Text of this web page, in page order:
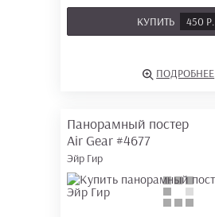
КУПИТЬ 450 Р.
ПОДРОБНЕЕ
Панорамный постер
Air Gear #4677
Эйр Гир